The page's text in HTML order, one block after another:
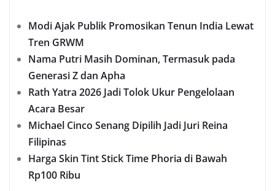
Modi Ajak Publik Promosikan Tenun India Lewat
Tren GRWM
Nama Putri Masih Dominan, Termasuk pada
Generasi Z dan Apha
Rath Yatra 2026 Jadi Tolok Ukur Pengelolaan
Acara Besar
Michael Cinco Senang Dipilih Jadi Juri Reina
Filipinas
Harga Skin Tint Stick Time Phoria di Bawah
Rp100 Ribu